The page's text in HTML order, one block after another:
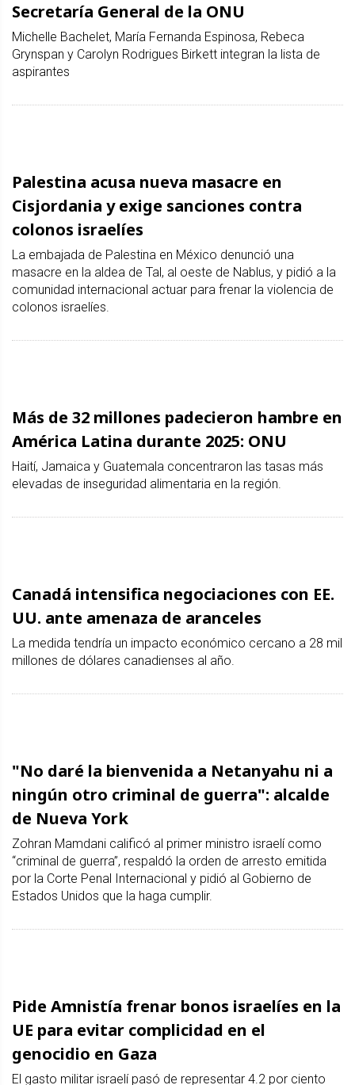
Secretaría General de la ONU
Michelle Bachelet, María Fernanda Espinosa, Rebeca
Grynspan y Carolyn Rodrigues Birkett integran la lista de
aspirantes
Palestina acusa nueva masacre en
Cisjordania y exige sanciones contra
colonos israelíes
La embajada de Palestina en México denunció una
masacre en la aldea de Tal, al oeste de Nablus, y pidió a la
comunidad internacional actuar para frenar la violencia de
colonos israelíes.
Más de 32 millones padecieron hambre en
América Latina durante 2025: ONU
Haití, Jamaica y Guatemala concentraron las tasas más
elevadas de inseguridad alimentaria en la región.
Canadá intensifica negociaciones con EE.
UU. ante amenaza de aranceles
La medida tendría un impacto económico cercano a 28 mil
millones de dólares canadienses al año.
"No daré la bienvenida a Netanyahu ni a
ningún otro criminal de guerra": alcalde
de Nueva York
Zohran Mamdani calificó al primer ministro israelí como
“criminal de guerra”, respaldó la orden de arresto emitida
por la Corte Penal Internacional y pidió al Gobierno de
Estados Unidos que la haga cumplir.
Pide Amnistía frenar bonos israelíes en la
UE para evitar complicidad en el
genocidio en Gaza
El gasto militar israelí pasó de representar 4.2 por ciento